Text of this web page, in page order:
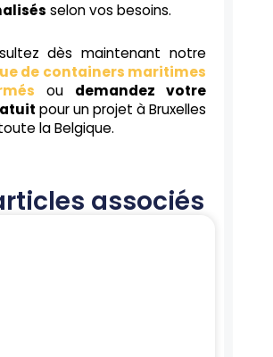
selon vos besoins.
dès maintenant notre
de containers maritimes
ou demandez votre
pour un projet à Bruxelles
la Belgique.
associés